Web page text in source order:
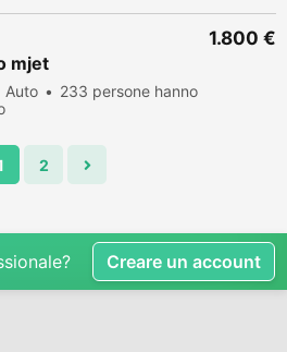
mjet
Auto
233 persone hanno
1.800 €
2
Creare un account